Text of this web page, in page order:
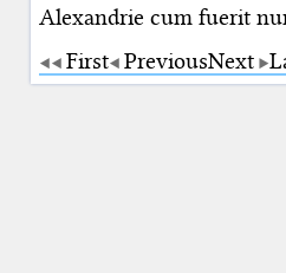
Alexandrie cum fuerit
First PreviousNext